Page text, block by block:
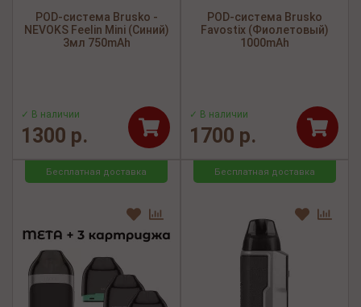
POD-система Brusko -
NEVOKS Feelin Mini (Синий)
3мл 750mAh
✓ В наличии
1300 р.
POD-система Brusko
Favostix (Фиолетовый)
1000mAh
✓ В наличии
1700 р.
Бесплатная доставка Бесплатная доставка